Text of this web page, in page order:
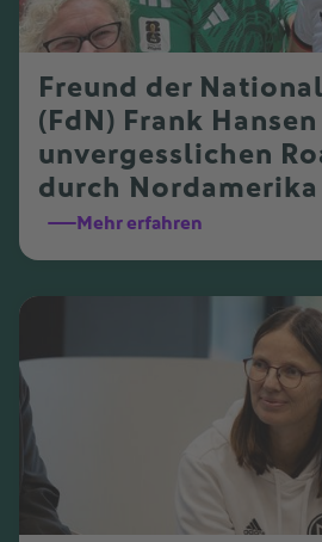
Freund der
(FdN) Frank
unvergesslichen
durch Nordamerika
Mehr erfahren